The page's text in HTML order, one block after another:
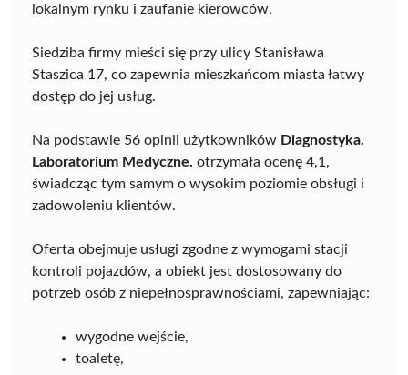
lokalnym rynku i zaufanie kierowców.
Siedziba firmy mieści się przy ulicy Stanisława
Staszica 17, co zapewnia mieszkańcom miasta łatwy
dostęp do jej usług.
Na podstawie 56 opinii użytkowników Diagnostyka.
Laboratorium Medyczne. otrzymała ocenę 4,1,
świadcząc tym samym o wysokim poziomie obsługi i
zadowoleniu klientów.
Oferta obejmuje usługi zgodne z wymogami stacji
kontroli pojazdów, a obiekt jest dostosowany do
potrzeb osób z niepełnosprawnościami, zapewniając:
wygodne wejście,
toaletę,